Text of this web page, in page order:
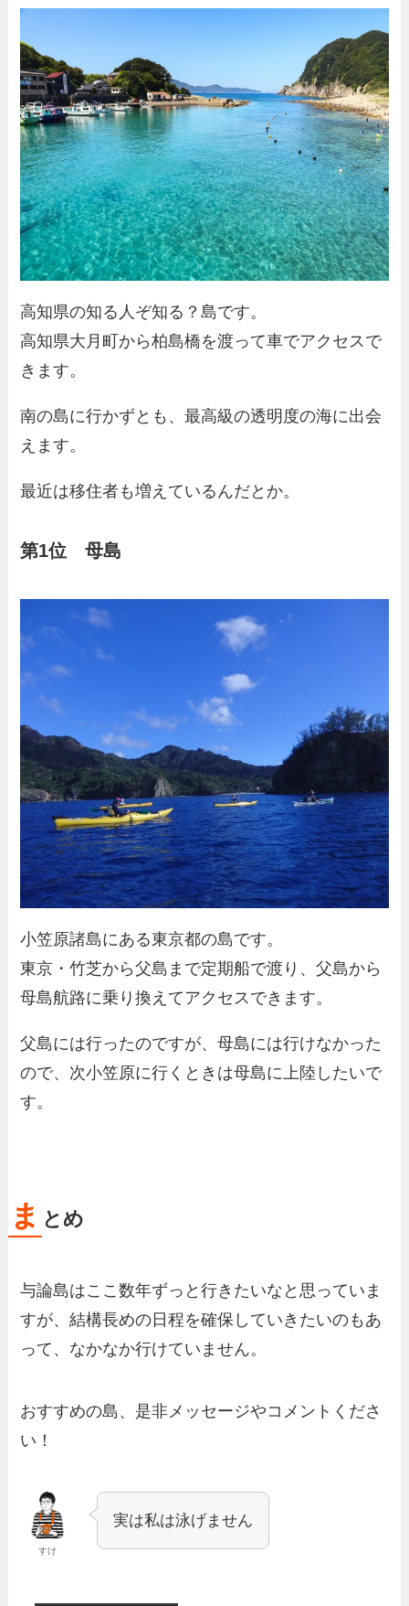
高知県の知る人ぞ知る？島です。
高知県大月町から柏島橋を渡って車でアクセスで
きます。
南の島に行かずとも、最高級の透明度の海に出会
えます。
最近は移住者も増えているんだとか。
第1位 母島
小笠原諸島にある東京都の島です。
東京・竹芝から父島まで定期船で渡り、父島から
母島航路に乗り換えてアクセスできます。
父島には行ったのですが、母島には行けなかった
ので、次小笠原に行くときは母島に上陸したいで
す。
ま とめ
与論島はここ数年ずっと行きたいなと思っていま
すが、結構長めの日程を確保していきたいのもあ
って、なかなか行けていません。
おすすめの島、是非メッセージやコメントくださ
い！
すけ
実は私は泳げません